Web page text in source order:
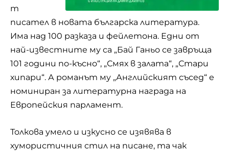
т
писател в новата българска литература.
Има над 100 разказа и фейлетона. Едни от
най-известните му са „Бай Ганьо се завръща
101 години по-късно“, „Смях в залата“, „Стари
хипари“. А романът му „Английският съсед“ е
номиниран за литературна награда на
Европейския парламент.
Толкова умело и изкусно се изявява в
хумористичния стил на писане, та чак